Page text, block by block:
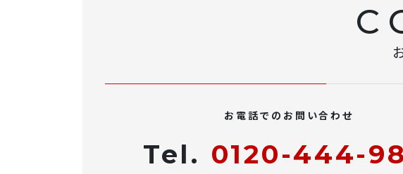
お電話でのお問い合わせ
Tel. 0120-444-